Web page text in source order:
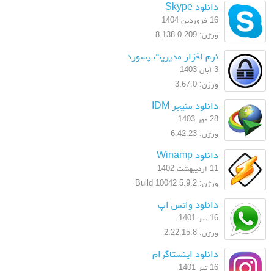
دانلود Skype
16 فروردین 1404
ورژن: 8.138.0.209
نرم افزار مدیریت پسورد
ورژن: 3.67.0
دانلود منیجر IDM
28 مهر 1403
ورژن: 6.42.23
دانلود Winamp
11 اردیبهشت 1402
ورژن: 5.9.2 Build 10042
دانلود واتس اپ
16 تیر 1401
ورژن: 2.22.15.8
دانلود اینستاگرام
16 تیر 1401